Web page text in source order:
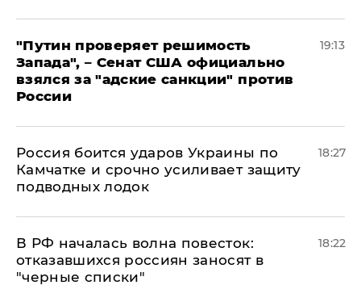
"Путин проверяет решимость
Запада", – Сенат США официально
взялся за "адские санкции" против
России
19:13
Россия боится ударов Украины по
Камчатке и срочно усиливает защиту
подводных лодок
18:27
​В РФ началась волна повесток:
отказавшихся россиян заносят в
"черные списки"
18:22